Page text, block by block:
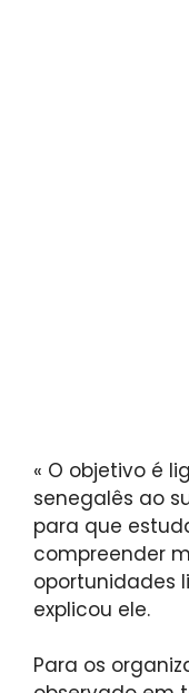
« O objetivo é
senegalês ao
para que
compreender
oportunidades
explicou ele.
Para os